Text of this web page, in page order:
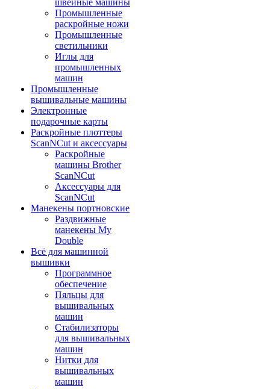
швейные машины
Промышленные
раскройные ножи
Промышленные
светильники
Иглы для
промышленных
машин
Промышленные
вышивальные машины
Электронные
подарочные карты
Раскройные плоттеры
ScanNCut и аксессуары
Раскройные
машины Brother
ScanNCut
Аксессуары для
ScanNCut
Манекены портновские
Раздвижные
манекены My
Double
Всё для машинной
вышивки
Программное
обеспечение
Пяльцы для
вышивальных
машин
Стабилизаторы
для вышивальных
машин
Нитки для
вышивальных
машин